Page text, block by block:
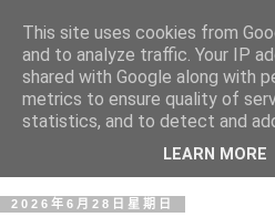
2026年6月28日星期日
This site uses cookies from
and to analyze traffic. Your IP
shared with Google along with
metrics to ensure quality of
statistics, and to detect and
LEARN MORE